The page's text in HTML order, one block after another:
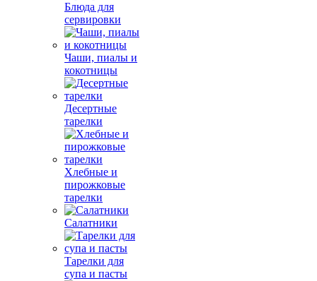
Блюда для
сервировки
Чаши, пиалы и
кокотницы
Десертные
тарелки
Хлебные и
пирожковые
тарелки
Салатники
Тарелки для
супа и пасты